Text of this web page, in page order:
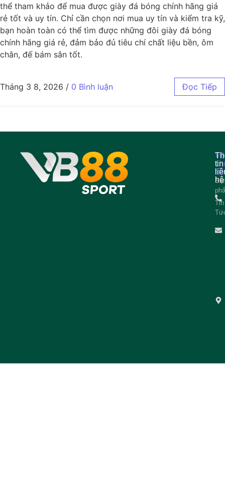
thể tham khảo để mua được giày đá bóng chính hãng giá
rẻ tốt và uy tín. Chỉ cần chọn nơi mua uy tín và kiểm tra kỹ,
bạn hoàn toàn có thể tìm được những đôi giày đá bóng
chính hãng giá rẻ, đảm bảo đủ tiêu chí chất liệu bền, ôm
chân, đế bám sân tốt.
Tháng 3 8, 2026 / 0 Bình luận Đọc Tiếp
Về
tôi
Tin
tin
hệ